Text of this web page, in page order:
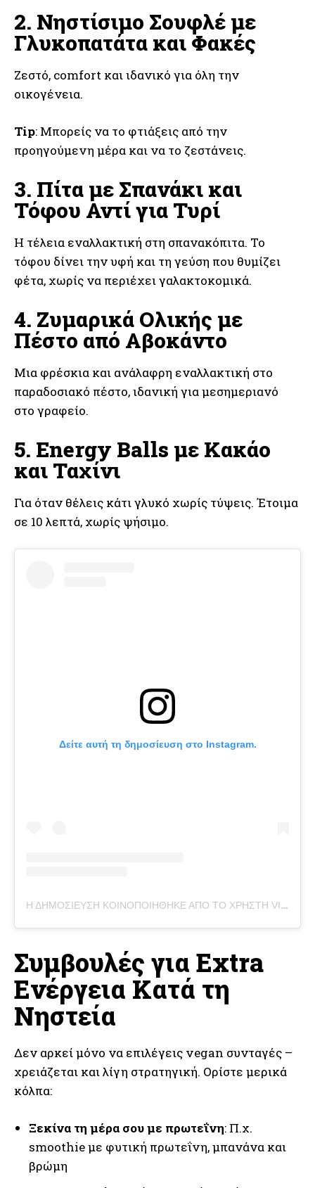
2. Νηστίσιμο Σουφλέ με
Γλυκοπατάτα και Φακές
Ζεστό, comfort και ιδανικό για όλη την
οικογένεια.
Tip: Μπορείς να το φτιάξεις από την
προηγούμενη μέρα και να το ζεστάνεις.
3. Πίτα με Σπανάκι και
Τόφου Αντί για Τυρί
Η τέλεια εναλλακτική στη σπανακόπιτα. Το
τόφου δίνει την υφή και τη γεύση που θυμίζει
φέτα, χωρίς να περιέχει γαλακτοκομικά.
4. Ζυμαρικά Ολικής με
Πέστο από Αβοκάντο
Μια φρέσκια και ανάλαφρη εναλλακτική στο
παραδοσιακό πέστο, ιδανική για μεσημεριανό
στο γραφείο.
5. Energy Balls με Κακάο
και Ταχίνι
Για όταν θέλεις κάτι γλυκό χωρίς τύψεις. Έτοιμα
σε 10 λεπτά, χωρίς ψήσιμο.
Δείτε αυτή τη δημοσίευση στο Instagram.
Η ΔΗΜΟΣΊΕΥΣΗ ΚΟΙΝΟΠΟΙΉΘΗΚΕ ΑΠΌ ΤΟ ΧΡΉΣΤΗ VILMA (@MEETVILMA)
Συμβουλές για Extra
Ενέργεια Κατά τη
Νηστεία
Δεν αρκεί μόνο να επιλέγεις vegan συνταγές –
χρειάζεται και λίγη στρατηγική. Ορίστε μερικά
κόλπα:
Ξεκίνα τη μέρα σου με πρωτεΐνη: Π.χ.
smoothie με φυτική πρωτεΐνη, μπανάνα και
βρώμη